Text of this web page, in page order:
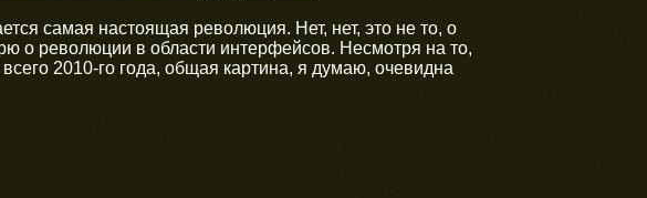
самая настоящая революция. Нет, нет, это не то, о
о революции в области интерфейсов. Несмотря на то,
2010-го года, общая картина, я думаю, очевидна